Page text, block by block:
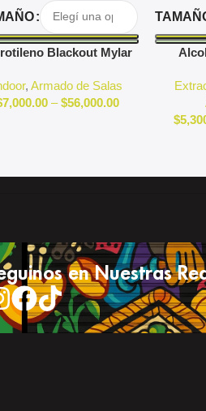
Opciones
Blackout Mylar
,Armado de Salas
7,000.00 – $56,000.00
$
en Nuestras